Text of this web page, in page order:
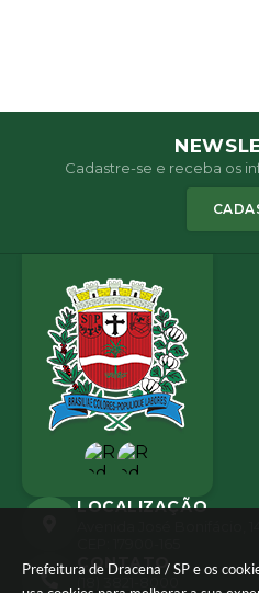
Prefeitura de Dracena / SP e os
Cadastre-se e receba os
LOCALIZAÇÃO
CONTATO